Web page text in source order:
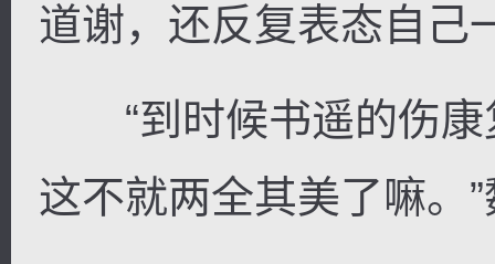
道谢，还反复表态自己
“到时候书遥的伤康
这不就两全其美了嘛。